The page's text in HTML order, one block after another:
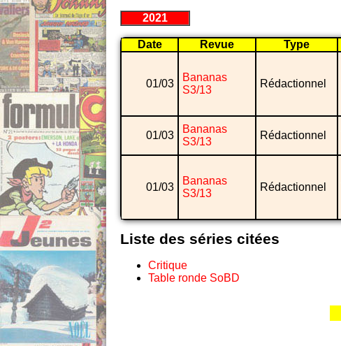
2021
Date Revue Type
01/03
Bananas
S3/13
Rédactionnel
01/03
Bananas
S3/13
Rédactionnel
01/03
Bananas
S3/13
Rédactionnel
Liste des séries citées
Critique
Table ronde SoBD